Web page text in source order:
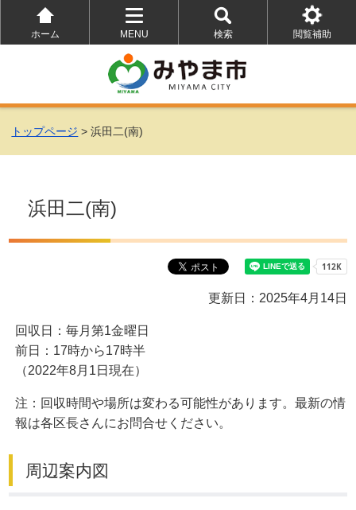
ホーム
MENU
を
開
く
検索
を
開
く
閲覧補助
を
トップページ > 浜田二(南)
浜田二(南)
更新日：2025年4月14日
回収日：毎月第1金曜日
前日：17時から17時半
（2022年8月1日現在）
注：回収時間や場所は変わる可能性があります。最新の情
報は各区長さんにお問合せください。
周辺案内図